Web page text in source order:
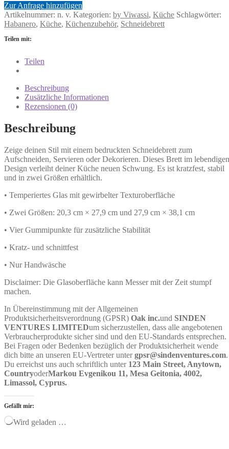
Zur Anfrage hinzufügen
Artikelnummer: n. v. Kategorien: by Viwassi, Küche Schlagwörter:
Habanero, Küche, Küchenzubehör, Schneidebrett
Teilen mit:
Teilen
Beschreibung
Zusätzliche Informationen
Rezensionen (0)
Beschreibung
Zeige deinen Stil mit einem bedruckten Schneidebrett zum
Aufschneiden, Servieren oder Dekorieren. Dieses Brett im lebendigen
Design verleiht deiner Küche neuen Schwung. Es ist kratzfest, stabil
und in zwei Größen erhältlich.
• Temperiertes Glas mit gewirbelter Texturoberfläche
• Zwei Größen: 20,3 cm × 27,9 cm und 27,9 cm × 38,1 cm
• Vier Gummipunkte für zusätzliche Stabilität
• Kratz- und schnittfest
• Nur Handwäsche
Disclaimer: Die Glasoberfläche kann Messer mit der Zeit stumpf
machen.
In Übereinstimmung mit der Allgemeinen
Produktsicherheitsverordnung (GPSR) Oak inc.und SINDEN
VENTURES LIMITEDum sicherzustellen, dass alle angebotenen
Verbraucherprodukte sicher sind und den EU-Standards entsprechen.
Bei Fragen oder Bedenken bezüglich der Produktsicherheit wende
dich bitte an unseren EU-Vertreter untergpsr@sindenventures.com.
Du erreichst uns auch schriftlich unter 123 Main Street, Anytown,
CountryoderMarkou Evgenikou 11, Mesa Geitonia, 4002,
Limassol, Cyprus.
Gefällt mir:
Wird geladen …